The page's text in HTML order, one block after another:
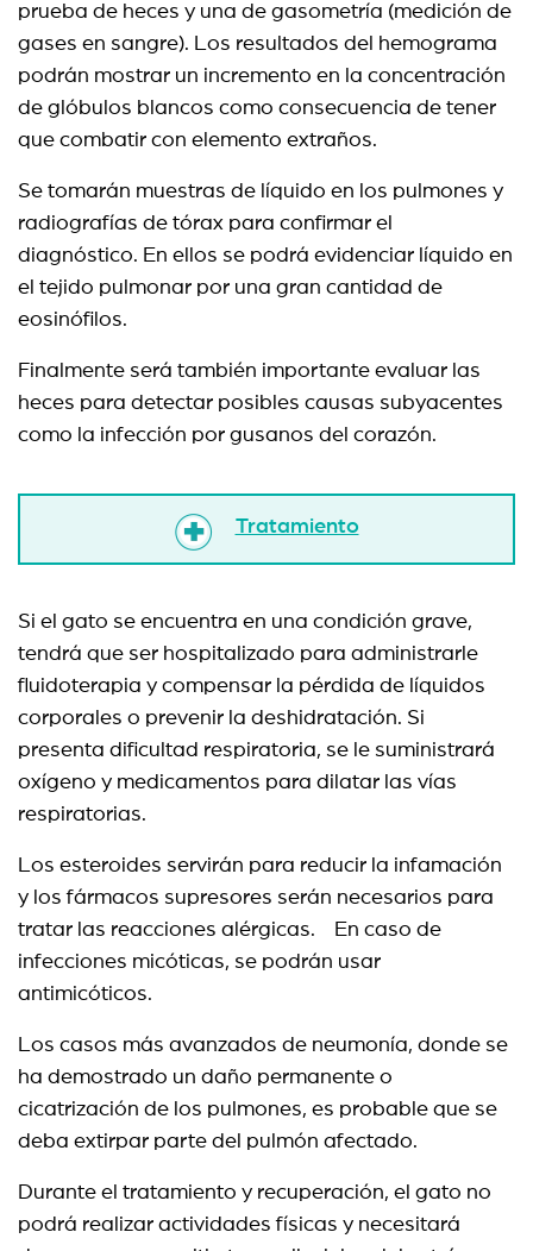
prueba de heces y una de gasometría (medición de
gases en sangre). Los resultados del hemograma
podrán mostrar un incremento en la concentración
de glóbulos blancos como consecuencia de tener
que combatir con elemento extraños.
Se tomarán muestras de líquido en los pulmones y
radiografías de tórax para confirmar el
diagnóstico. En ellos se podrá evidenciar líquido en
el tejido pulmonar por una gran cantidad de
eosinófilos.
Finalmente será también importante evaluar las
heces para detectar posibles causas subyacentes
como la infección por gusanos del corazón.
Tratamiento
Si el gato se encuentra en una condición grave,
tendrá que ser hospitalizado para administrarle
fluidoterapia y compensar la pérdida de líquidos
corporales o prevenir la deshidratación. Si
presenta dificultad respiratoria, se le suministrará
oxígeno y medicamentos para dilatar las vías
respiratorias.
Los esteroides servirán para reducir la infamación
y los fármacos supresores serán necesarios para
tratar las reacciones alérgicas. En caso de
infecciones micóticas, se podrán usar
antimicóticos.
Los casos más avanzados de neumonía, donde se
ha demostrado un daño permanente o
cicatrización de los pulmones, es probable que se
deba extirpar parte del pulmón afectado.
Durante el tratamiento y recuperación, el gato no
podrá realizar actividades físicas y necesitará